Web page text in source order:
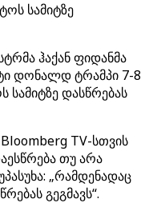
სამიტზე
ჰაქან ფიდანმა
დონალდ ტრამპი 7-8
სამიტზე დასწრებას
TV-სთვის
თუ არა
„რამდენადაც
გეგმავს“.